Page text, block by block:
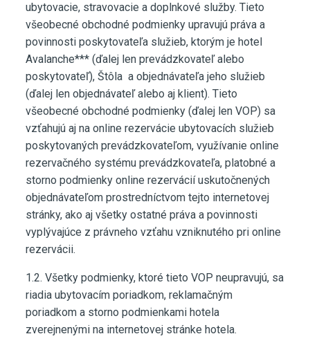
ubytovacie, stravovacie a doplnkové služby. Tieto
všeobecné obchodné podmienky upravujú práva a
povinnosti poskytovateľa služieb, ktorým je hotel
Avalanche*** (ďalej len prevádzkovateľ alebo
poskytovateľ), Štôla a objednávateľa jeho služieb
(ďalej len objednávateľ alebo aj klient). Tieto
všeobecné obchodné podmienky (ďalej len VOP) sa
vzťahujú aj na online rezervácie ubytovacích služieb
poskytovaných prevádzkovateľom, využívanie online
rezervačného systému prevádzkovateľa, platobné a
storno podmienky online rezervácií uskutočnených
objednávateľom prostredníctvom tejto internetovej
stránky, ako aj všetky ostatné práva a povinnosti
vyplývajúce z právneho vzťahu vzniknutého pri online
rezervácii.
1.2. Všetky podmienky, ktoré tieto VOP neupravujú, sa
riadia ubytovacím poriadkom, reklamačným
poriadkom a storno podmienkami hotela
zverejnenými na internetovej stránke hotela.